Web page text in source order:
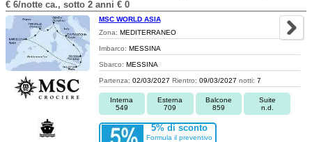
€ 6/notte ca., sotto 2 anni € 0
MSC WORLD ASIA
Zona: MEDITERRANEO
Imbarco: MESSINA
Sbarco: MESSINA
Partenza: 02/03/2027 Rientro: 09/03/2027 notti: 7
Interna
549
Esterna
709
Balcone
859
Suite
n.d.
5% di sconto
Formula il preventivo